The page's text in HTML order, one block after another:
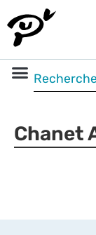
Chanet